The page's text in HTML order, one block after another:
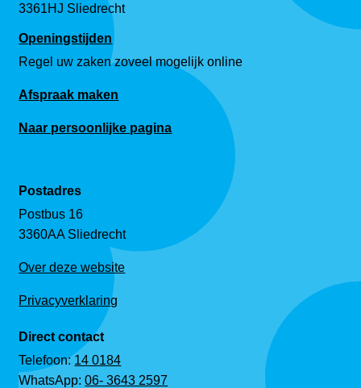
3361HJ Sliedrecht
Openingstijden
Regel uw zaken zoveel mogelijk online
Afspraak maken
Naar persoonlijke pagina
Postadres
Postbus 16
3360AA Sliedrecht
Over deze website
Privacyverklaring
Direct contact
Telefoon:14 0184
WhatsApp:06- 3643 2597